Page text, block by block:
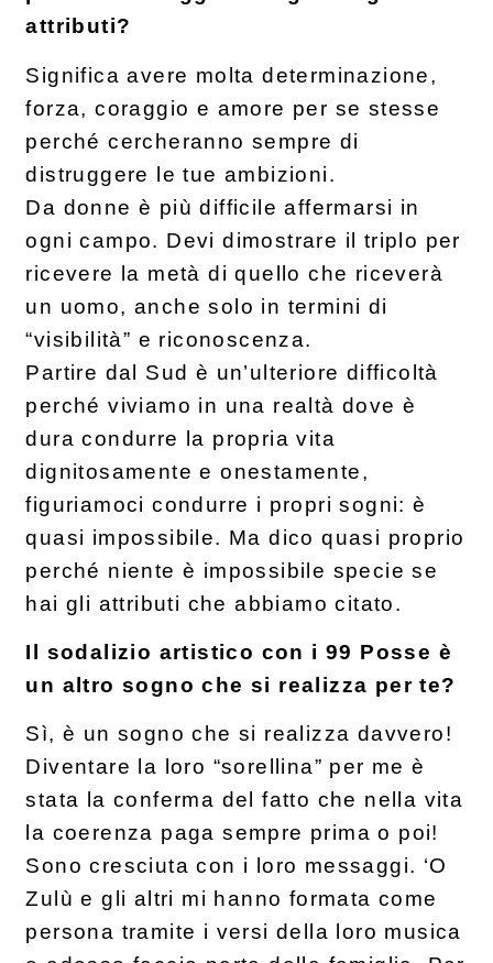
attributi?
Significa avere molta determinazione,
forza, coraggio e amore per se stesse
perché cercheranno sempre di
distruggere le tue ambizioni.
Da donne è più difficile affermarsi in
ogni campo. Devi dimostrare il triplo per
ricevere la metà di quello che riceverà
un uomo, anche solo in termini di
“visibilità” e riconoscenza.
Partire dal Sud è un’ulteriore difficoltà
perché viviamo in una realtà dove è
dura condurre la propria vita
dignitosamente e onestamente,
figuriamoci condurre i propri sogni: è
quasi impossibile. Ma dico quasi proprio
perché niente è impossibile specie se
hai gli attributi che abbiamo citato.
Il sodalizio artistico con i 99 Posse è
un altro sogno che si realizza per te?
Sì, è un sogno che si realizza davvero!
Diventare la loro “sorellina” per me è
stata la conferma del fatto che nella vita
la coerenza paga sempre prima o poi!
Sono cresciuta con i loro messaggi. ‘O
Zulù e gli altri mi hanno formata come
persona tramite i versi della loro musica